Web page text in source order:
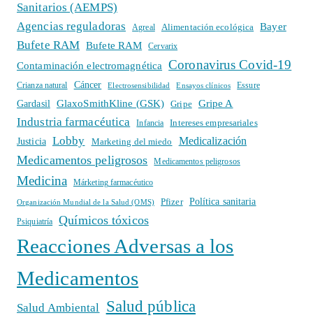
Sanitarios (AEMPS)
Agencias reguladoras
Agreal Alimentación ecológica Bayer
Bufete RAM Bufete RAM Cervarix
Contaminación electromagnética Coronavirus Covid-19
Crianza natural Cáncer Electrosensibilidad Ensayos clínicos Essure
Gardasil GlaxoSmithKline (GSK) Gripe Gripe A
Industria farmacéutica Infancia
Intereses empresariales
Justicia
Lobby Marketing del miedo Medicalización
Medicamentos peligrosos Medicamentos peligrosos
Medicina Márketing farmacéutico
Organización Mundial de la Salud (OMS) Pfizer Política sanitaria
Psiquiatría Químicos tóxicos
Reacciones Adversas a los
Medicamentos
Salud Ambiental Salud pública